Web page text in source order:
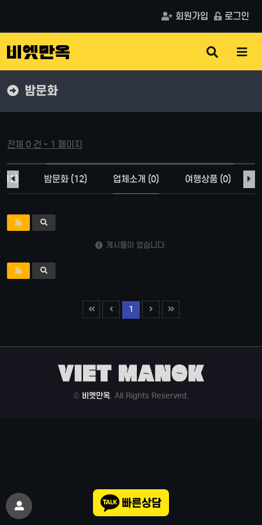
회원가입 로그인
검
색
버
메
버
밤문화
전체 0 건 - 1 페이지
(12) 밤문화 (12) 업체소개 (0) 여행상품 (0)
게시물이 없습니다.
1
© 비엣만옥. All Rights Reserved.
빠른상담